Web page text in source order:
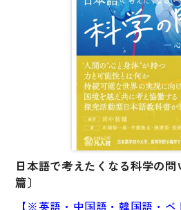
日本語で考えたくなる科学の
篇〕
【※英語・中国語・韓国語・